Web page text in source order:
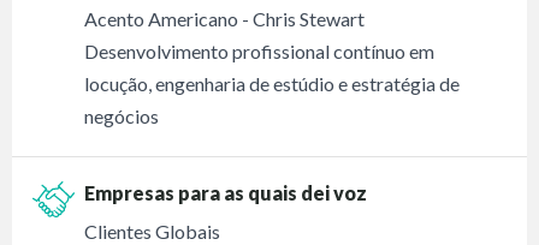
Acento Americano - Chris Stewart
Desenvolvimento profissional contínuo em
locução, engenharia de estúdio e estratégia de
negócios
Empresas para as quais dei voz
Clientes Globais